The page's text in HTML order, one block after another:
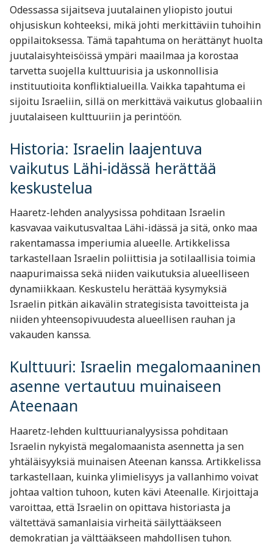
Odessassa sijaitseva juutalainen yliopisto joutui
ohjusiskun kohteeksi, mikä johti merkittäviin tuhoihin
oppilaitoksessa. Tämä tapahtuma on herättänyt huolta
juutalaisyhteisöissä ympäri maailmaa ja korostaa
tarvetta suojella kulttuurisia ja uskonnollisia
instituutioita konfliktialueilla. Vaikka tapahtuma ei
sijoitu Israeliin, sillä on merkittävä vaikutus globaaliin
juutalaiseen kulttuuriin ja perintöön.
Historia: Israelin laajentuva
vaikutus Lähi-idässä herättää
keskustelua
Haaretz-lehden analyysissa pohditaan Israelin
kasvavaa vaikutusvaltaa Lähi-idässä ja sitä, onko maa
rakentamassa imperiumia alueelle. Artikkelissa
tarkastellaan Israelin poliittisia ja sotilaallisia toimia
naapurimaissa sekä niiden vaikutuksia alueelliseen
dynamiikkaan. Keskustelu herättää kysymyksiä
Israelin pitkän aikavälin strategisista tavoitteista ja
niiden yhteensopivuudesta alueellisen rauhan ja
vakauden kanssa.
Kulttuuri: Israelin megalomaaninen
asenne vertautuu muinaiseen
Ateenaan
Haaretz-lehden kulttuurianalyysissa pohditaan
Israelin nykyistä megalomaanista asennetta ja sen
yhtäläisyyksiä muinaisen Ateenan kanssa. Artikkelissa
tarkastellaan, kuinka ylimielisyys ja vallanhimo voivat
johtaa valtion tuhoon, kuten kävi Ateenalle. Kirjoittaja
varoittaa, että Israelin on opittava historiasta ja
vältettävä samanlaisia virheitä säilyttääkseen
demokratian ja välttääkseen mahdollisen tuhon.